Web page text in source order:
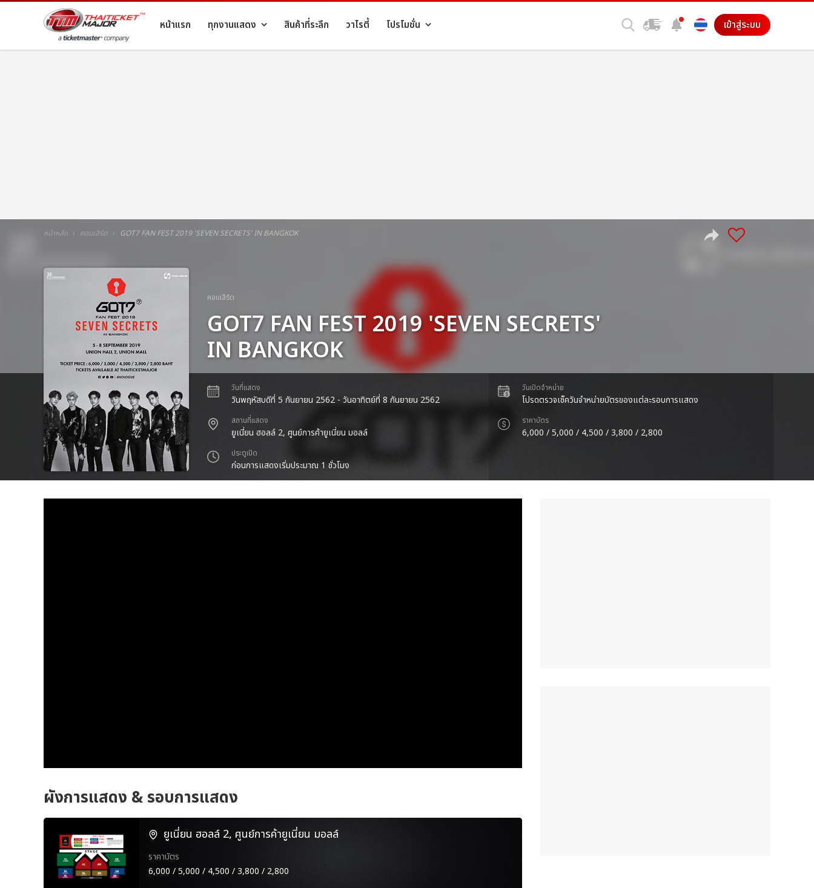
หน้าแรก ทุกงานแสดง สินค้าที่ระลึก วาไรตี้ โปรโมชั่น เข้าสู่ระบบ
หน้าหลัก คอนเสิร์ต GOT7 FAN FEST 2019 'SEVEN SECRETS' IN BANGKOK
คอนเสิร์ต
GOT7 FAN FEST 2019 'SEVEN SECRETS'
IN BANGKOK
วันที่แสดง
วันพฤหัสบดีที่ 5 กันยายน 2562 - วันอาทิตย์ที่ 8 กันยายน 2562
สถานที่แสดง
ยูเนี่ยน ฮอลล์ 2, ศูนย์การค้ายูเนี่ยน มอลล์
ประตูเปิด
ก่อนการแสดงเริ่มประมาณ 1 ชั่วโมง
วันเปิดจำหน่าย
โปรดตรวจเช็ควันจำหน่ายบัตรของแต่ละรอบการแสดง
ราคาบัตร
6,000 / 5,000 / 4,500 / 3,800 / 2,800
ผังการแสดง & รอบการแสดง
ยูเนี่ยน ฮอลล์ 2, ศูนย์การค้ายูเนี่ยน มอลล์
ราคาบัตร
6,000 / 5,000 / 4,500 / 3,800 / 2,800